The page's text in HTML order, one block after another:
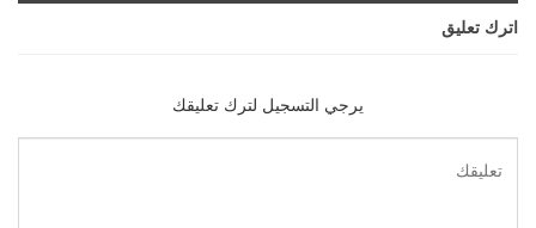
اترك تعليق
يرجي التسجيل لترك تعليقك